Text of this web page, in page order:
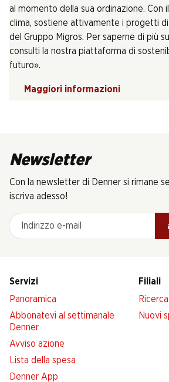
al momento della sua ordinazione. Con
clima, sostiene attivamente i progetti
del Gruppo Migros. Per saperne di più
consulti la nostra piattaforma di
futuro».
Maggiori informazioni
Newsletter
Con la newsletter di Denner si rimane
iscriva adesso!
Indirizzo e-mail
Servizi
Panoramica
Abbonatevi al settimanale
Denner
Avviso azione
Lista della spesa
Denner App
Filiali
Nuovi